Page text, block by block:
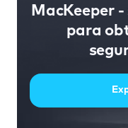
MacKeeper -
para